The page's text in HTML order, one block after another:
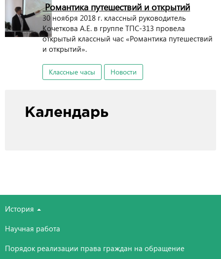
Романтика путешествий и открытий
30 ноября 2018 г. классный руководитель
Кочеткова А.Е. в группе ТПС-313 провела
открытый классный час «Романтика путешествий
и открытий».
Классные часы Новости
Календарь
История
Научная работа
Порядок реализации права граждан на обращение